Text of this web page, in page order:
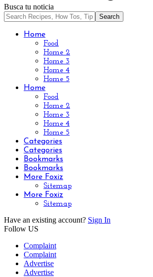
Busca tu noticia
Home
Food
Home 2
Home 3
Home 4
Home 5
Home
Food
Home 2
Home 3
Home 4
Home 5
Categories
Categories
Bookmarks
Bookmarks
More Foxiz
Sitemap
More Foxiz
Sitemap
Have an existing account? Sign In
Follow US
Complaint
Complaint
Advertise
Advertise